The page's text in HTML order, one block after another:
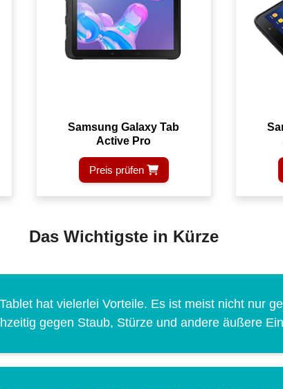
Samsung Galaxy Tab
Active Pro
Preis prüfen
Das Wichtigste in Kürze
hat vielerlei Vorteile. Es ist meist nicht nur
gegen Staub, Stürze und andere äußere